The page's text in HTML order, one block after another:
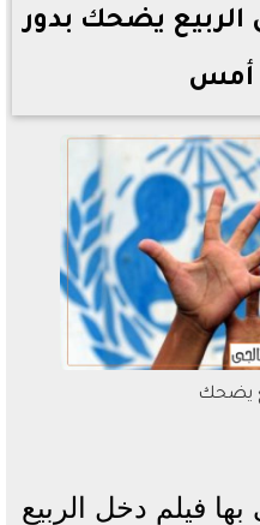
الربيع يضحك بدور
أمس
يضحك
فيلم دخل الربيع